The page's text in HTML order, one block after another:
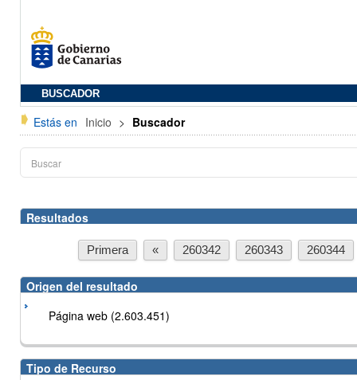
BUSCADOR
Estás en Inicio > Buscador
Resultados
Primera « 260342 260343 260344
Origen del resultado
Página web (2.603.451)
Tipo de Recurso